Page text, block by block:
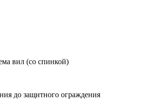
вил (со спинкой)
до защитного ограждения